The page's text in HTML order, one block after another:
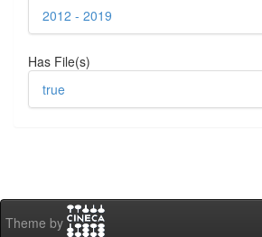
2012 - 2019
Has File(s)
true
Theme by